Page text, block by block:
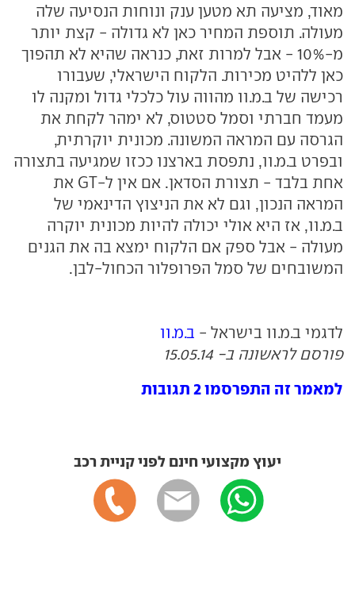
מאוד, מציעה תא מטען ענק ונוחות הנסיעה שלה
מעולה. תוספת המחיר כאן לא גדולה - קצת יותר
מ-10% - אבל למרות זאת, כנראה שהיא לא תהפוך
כאן ללהיט מכירות. הלקוח הישראלי, שעבורו
רכישה של ב.מ.וו מהווה עול כלכלי גדול ומקנה לו
מעמד חברתי וסמל סטטוס, לא ימהר לקחת את
הגרסה עם המראה המשונה. מכונית יוקרתית,
ובפרט ב.מ.וו, נתפסת בארצנו ככזו שמגיעה בתצורה
אחת בלבד - תצורת הסדאן. אם אין ל-GT את
המראה הנכון, וגם לא את הניצוץ הדינאמי של
ב.מ.וו, אז היא אולי יכולה להיות מכונית יוקרה
מעולה - אבל ספק אם הלקוח ימצא בה את הגנים
המשובחים של סמל הפרופלור הכחול-לבן.
לדגמי ב.מ.וו בישראל - ב.מ.וו
פורסם לראשונה ב- 15.05.14
למאמר זה התפרסמו 2 תגובות
יעוץ מקצועי חינם לפני קניית רכב